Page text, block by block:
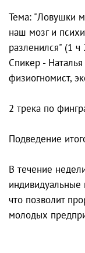
Тема: "Ловушки
наш мозг и
разленился" (1 ч
Спикер -
физиогномист,
2 трека по
Подведение
В течение
индивидуальные
что позволит
молодых